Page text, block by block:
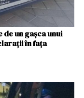
un gaşca unui
în faţa